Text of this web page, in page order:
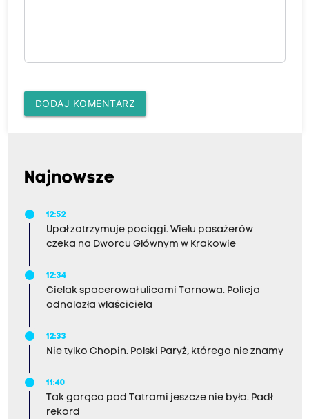
DODAJ KOMENTARZ
Najnowsze
12:52
Upał zatrzymuje pociągi. Wielu pasażerów
czeka na Dworcu Głównym w Krakowie
12:34
Cielak spacerował ulicami Tarnowa. Policja
odnalazła właściciela
12:33
Nie tylko Chopin. Polski Paryż, którego nie znamy
11:40
Tak gorąco pod Tatrami jeszcze nie było. Padł
rekord